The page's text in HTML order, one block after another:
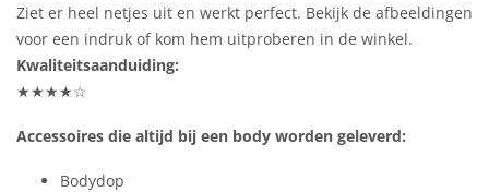
Ziet er heel netjes uit en werkt perfect. Bekijk de afbeeldingen
voor een indruk of kom hem uitproberen in de winkel.
Kwaliteitsaanduiding:
★★★★☆
Accessoires die altijd bij een body worden geleverd:
Bodydop